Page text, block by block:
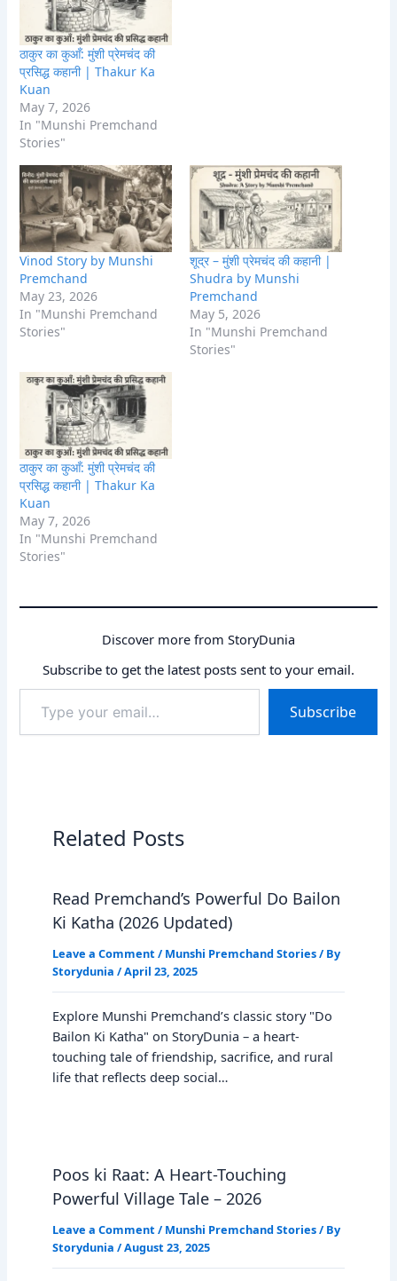
ठाकुर का कुआँ: मुंशी प्रेमचंद की
प्रसिद्ध कहानी | Thakur Ka
Kuan
May 7, 2026
In "Munshi Premchand
Stories"
Vinod Story by Munshi
Premchand
May 23, 2026
In "Munshi Premchand
Stories"
शूद्र – मुंशी प्रेमचंद की कहानी |
Shudra by Munshi
Premchand
May 5, 2026
In "Munshi Premchand
Stories"
ठाकुर का कुआँ: मुंशी प्रेमचंद की
प्रसिद्ध कहानी | Thakur Ka
Kuan
May 7, 2026
In "Munshi Premchand
Stories"
Discover more from StoryDunia
Subscribe to get the latest posts sent to your email.
your
email…
Subscribe
Related Posts
Read Premchand’s Powerful Do Bailon
Ki Katha (2026 Updated)
Leave a Comment / Munshi Premchand Stories/ By
Storydunia /April 23, 2025
Explore Munshi Premchand’s classic story "Do
Bailon Ki Katha" on StoryDunia – a heart-
touching tale of friendship, sacrifice, and rural
life that reflects deep social…
Poos ki Raat: A Heart-Touching
Powerful Village Tale – 2026
Leave a Comment / Munshi Premchand Stories/ By
Storydunia /August 23, 2025